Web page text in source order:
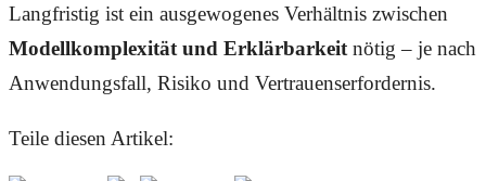
Langfristig ist ein ausgewogenes Verhältnis zwischen
Modellkomplexität und Erklärbarkeitnötig – je nach
Anwendungsfall, Risiko und Vertrauenserfordernis.
Teile diesen Artikel: